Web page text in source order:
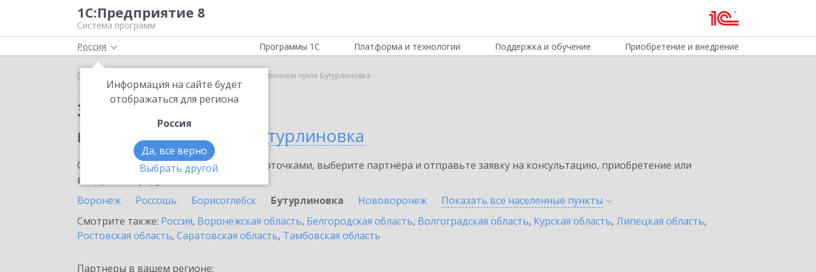
1С:Предприятие 8
Система программ
Россия
Информация на сайте будет
отображаться для региона
Россия
Да, все верно
Выбрать другой
Программы 1С Платформа и технологии Поддержка и обучение Приобретение и внедрение
Главная 1С-ЭТП в населенном пунте Бутурлиновка
Заказать 1С-ЭТП
в населенном пунте
Бутурлиновка
Ознакомьтесь с информационными карточками, выберите партнёра и отправьте заявку на консультацию, приобретение или
внедрение продукта.
Воронеж
Россошь Борисоглебск Бутурлиновка Нововоронеж Показать все населенные пункты
Смотрите также: Россия, Воронежская область, Белгородская область, Волгоградская область, Курская область, Липецкая область,
Ростовская область, Саратовская область, Тамбовская область
Партнеры в вашем регионе: